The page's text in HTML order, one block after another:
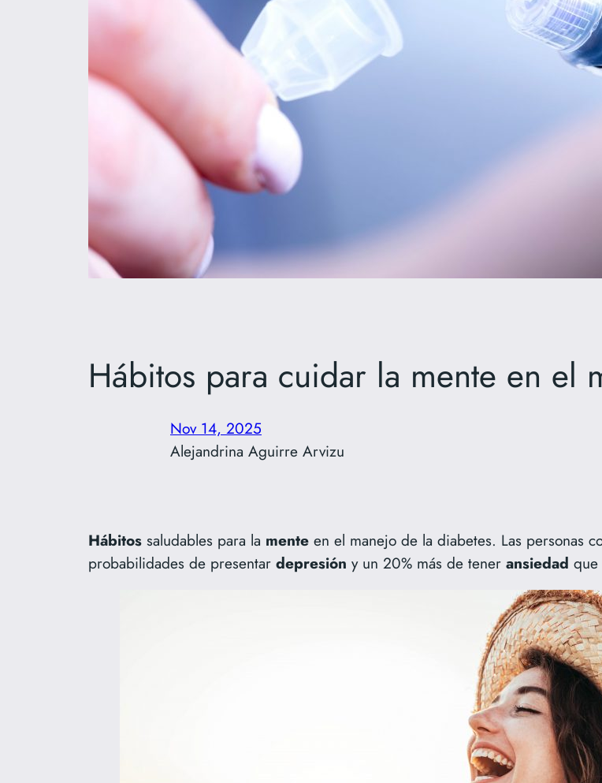
Hábitos para cuidar la mente en el
Nov 14, 2025
Alejandrina Aguirre Arvizu
Hábitos saludables para la mente en el manejo de la diabetes. Las personas
probabilidades de presentar depresión y un 20% más de tener ansiedad que